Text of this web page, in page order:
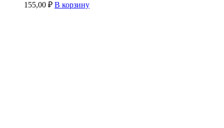
155,00 ₽ В корзину